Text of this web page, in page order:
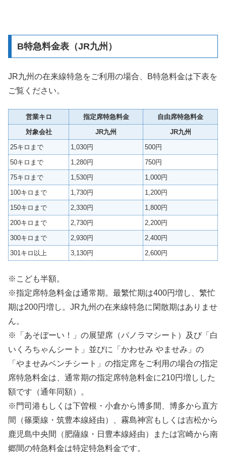
B特急料金表（JR九州）
JR九州の在来線特急をご利用の場合、B特急料金は下表を
ご覧ください。
営業キロ 指定席特急料金
自由席特急料金
対象会社
JR九州
JR九州
25キロまで
1,030円
500円
50キロまで
1,280円
750円
75キロまで
1,530円
1,000円
100キロまで
1,730円
1,200円
150キロまで
2,330円
1,800円
200キロまで
2,730円
2,200円
300キロまで
2,930円
2,400円
301キロ以上
3,130円 2,600円
※こども半額。
※指定席特急料金は通常期。最繁忙期は400円増し、繁忙
期は200円増し。JR九州の在来線特急に閑散期はありませ
ん。
※「あそぼーい！」の展望席（パノラマシート）及び「白
いくろちゃんシート」並びに「かわせみ やませみ」の
「やませみベンチシート」の指定席をご利用の場合の指定
席特急料金は、通常期の指定席特急料金に210円増しした
額です（通年同額）。
※門司港もしくは下曽根・小倉から博多間、博多から直方
間（篠栗線・筑豊本線経由）、霧島神宮もしくは吉松から
鹿児島中央間（肥薩線・日豊本線経由）または宮崎から南
郷間の特急料金は特定特急料金です。